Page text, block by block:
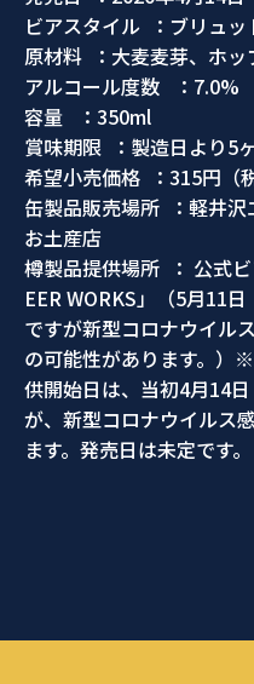
ビアスタイル ：ブリュッ
原材料 ：大麦麦芽、ホッ
アルコール度数 ：7.0%
容量 ：350ml
賞味期限 ：製造日より5
希望小売価格 ：315円（税
缶製品販売場所 ：軽井沢
お土産店
樽製品提供場所 ： 公式
EER WORKS」（5月11
ですが新型コロナウイル
の可能性があります。）
供開始日は、当初4月14
が、新型コロナウイルス
ます。発売日は未定です。